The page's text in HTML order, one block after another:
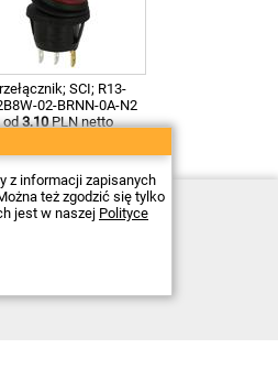
SCI; R13-
02-BRNN-0A-N2
od3,10PLN netto
Sp. z o.o.
z informacji zapisanych
też zgodzić się tylko
jest w naszej Polityce